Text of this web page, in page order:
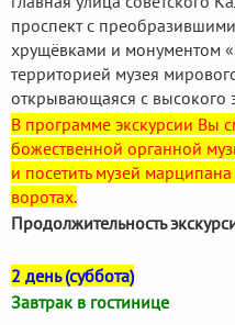
проспект с
хрущёвками и монументом
территорией музея
открывающаяся с высокого
В программе экскурсии Вы
божественной органной
и посетить музей
воротах.
Продолжительность
2 день (суббота)
Завтрак в гостинице